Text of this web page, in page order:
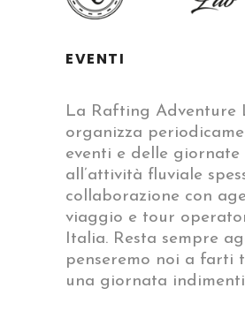
EVENTI
La Rafting Adventure
organizza
eventi e delle giornate
all’attività fluviale
collaborazione con
viaggio e tour
Italia. Resta sempre
penseremo noi a farti
una giornata